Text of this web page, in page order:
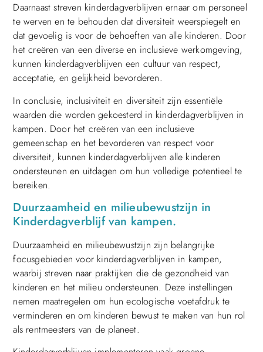
Daarnaast streven kinderdagverblijven ernaar om personeel
te werven en te behouden dat diversiteit weerspiegelt en
dat gevoelig is voor de behoeften van alle kinderen. Door
het creëren van een diverse en inclusieve werkomgeving,
kunnen kinderdagverblijven een cultuur van respect,
acceptatie, en gelijkheid bevorderen.
In conclusie, inclusiviteit en diversiteit zijn essentiële
waarden die worden gekoesterd in kinderdagverblijven in
kampen. Door het creëren van een inclusieve
gemeenschap en het bevorderen van respect voor
diversiteit, kunnen kinderdagverblijven alle kinderen
ondersteunen en uitdagen om hun volledige potentieel te
bereiken.
Duurzaamheid en milieubewustzijn in
Kinderdagverblijf van kampen.
Duurzaamheid en milieubewustzijn zijn belangrijke
focusgebieden voor kinderdagverblijven in kampen,
waarbij streven naar praktijken die de gezondheid van
kinderen en het milieu ondersteunen. Deze instellingen
nemen maatregelen om hun ecologische voetafdruk te
verminderen en om kinderen bewust te maken van hun rol
als rentmeesters van de planeet.